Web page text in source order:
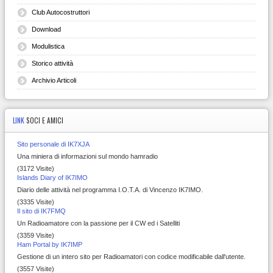
Club Autocostruttori
Download
Modulistica
Storico attività
Archivio Articoli
LINK SOCI E AMICI
Sito personale di IK7XJA
Una miniera di informazioni sul mondo hamradio
(3172 Visite)
Islands Diary of IK7IMO
Diario delle attività nel programma I.O.T.A. di Vincenzo IK7IMO.
(3335 Visite)
Il sito di IK7FMQ
Un Radioamatore con la passione per il CW ed i Satelliti
(3359 Visite)
Ham Portal by IK7IMP
Gestione di un intero sito per Radioamatori con codice modificabile dall'utente.
(3557 Visite)